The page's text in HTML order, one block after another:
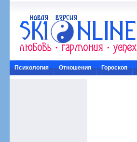
Психология Отношения Гороскоп